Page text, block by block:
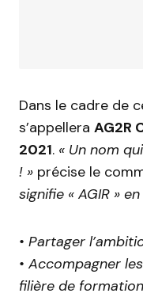
Dans le cadre de
s’appellera AG2R
2021. « Un nom
! » précise le
signifie « AGIR »
• Partager
• Accompagner
filière de